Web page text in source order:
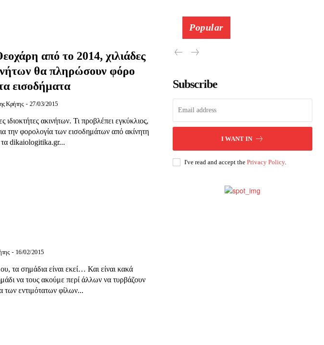
της Κρήτης
από το 2014, χιλιάδες
θα πληρώσουν φόρο
εισοδήματα
Κρήτης - 27/03/2015
ιδιοκτήτες ακινήτων. Τι προβλέπει εγκύκλιος,
την φορολογία των εισοδημάτων από ακίνητη
dikaiologitika.gr...
- 16/02/2015
τα σημάδια είναι εκεί… Και είναι κακά
να τους ακούμε περί άλλων να τυρβάζουν
των εντιμότατων φίλων...
Popular
Subscribe
I WANT IN
I've read and accept the Privacy Policy.